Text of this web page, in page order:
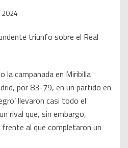
2024
la campanada en Miribilla
por 83-79, en un partido en
llevaron casi todo el
rival que, sin embargo,
al que completaron un